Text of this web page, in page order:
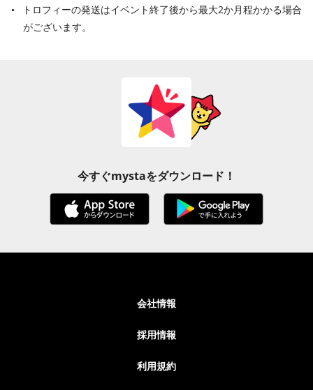
トロフィーの発送はイベント終了後から最大2か月程かかる場合
がございます。
今すぐmystaをダウンロード！
会社情報
採用情報
利用規約